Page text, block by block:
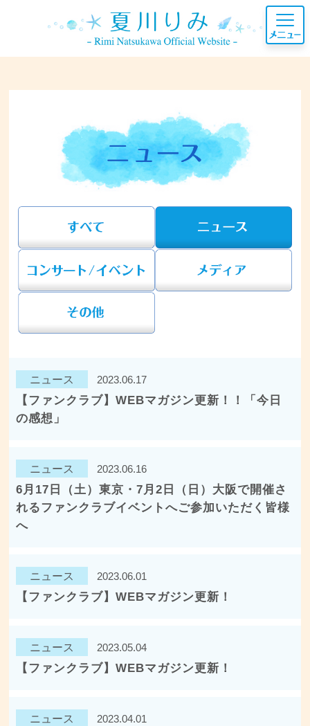
ニュース 2023.06.17
【ファンクラブ】WEBマガジン更新！！「今日
の感想」
ニュース 2023.06.16
6月17日（土）東京・7月2日（日）大阪で開催さ
れるファンクラブイベントへご参加いただく皆様
へ
ニュース 2023.06.01
【ファンクラブ】WEBマガジン更新！
ニュース 2023.05.04
【ファンクラブ】WEBマガジン更新！
ニュース 2023.04.01